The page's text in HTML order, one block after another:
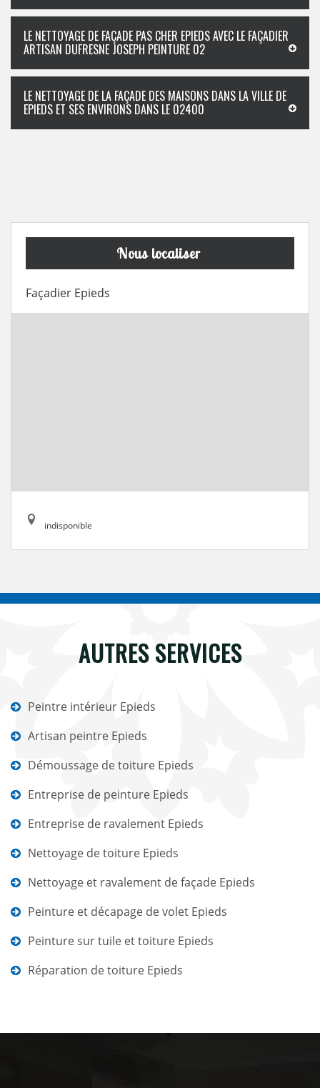
LE NETTOYAGE DE FAÇADE PAS CHER EPIEDS AVEC LE FAÇADIER
ARTISAN DUFRESNE JOSEPH PEINTURE 02
LE NETTOYAGE DE LA FAÇADE DES MAISONS DANS LA VILLE DE
EPIEDS ET SES ENVIRONS DANS LE 02400
Nous localiser
Façadier Epieds
indisponible
AUTRES SERVICES
Peintre intérieur Epieds
Artisan peintre Epieds
Démoussage de toiture Epieds
Entreprise de peinture Epieds
Entreprise de ravalement Epieds
Nettoyage de toiture Epieds
Nettoyage et ravalement de façade Epieds
Peinture et décapage de volet Epieds
Peinture sur tuile et toiture Epieds
Réparation de toiture Epieds